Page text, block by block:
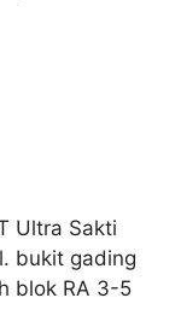
Ultra Sakti
bukit gading
blok RA 3-5